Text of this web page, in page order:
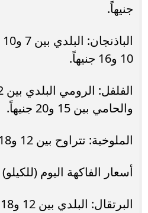
جنيهاً.
10 و16 جنيهاً.
والحامي بين 15 و20 جنيهاً.
الملوخية: تتراوح بين 12 و18 جنيهاً
أسعار الفاكهة اليوم (للكيلو)